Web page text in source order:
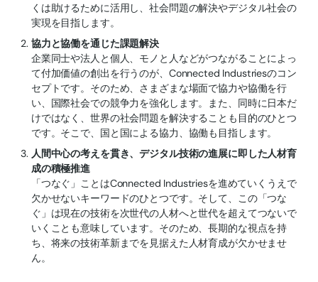
くは助けるために活用し、社会問題の解決やデジタル社会の
実現を目指します。
協力と協働を通じた課題解決
企業同士や法人と個人、モノと人などがつながることによっ
て付加価値の創出を行うのが、Connected Industriesのコン
セプトです。そのため、さまざまな場面で協力や協働を行
い、国際社会での競争力を強化します。また、同時に日本だ
けではなく、世界の社会問題を解決することも目的のひとつ
です。そこで、国と国による協力、協働も目指します。
人間中心の考えを貫き、デジタル技術の進展に即した人材育
成の積極推進
「つなぐ」ことはConnected Industriesを進めていくうえで
欠かせないキーワードのひとつです。そして、この「つな
ぐ」は現在の技術を次世代の人材へと世代を超えてつないで
いくことも意味しています。そのため、長期的な視点を持
ち、将来の技術革新までを見据えた人材育成が欠かせませ
ん。